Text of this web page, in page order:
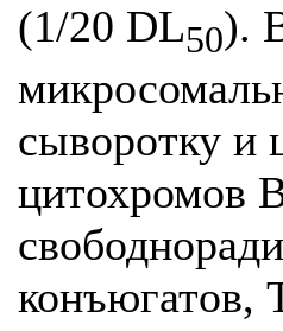
(1/20 DL50).
сыворотку и
цитохромов
конъюгатов,